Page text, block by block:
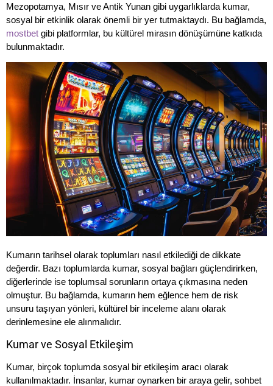
Mezopotamya, Mısır ve Antik Yunan gibi uygarlıklarda kumar,
sosyal bir etkinlik olarak önemli bir yer tutmaktaydı. Bu bağlamda,
mostbet gibi platformlar, bu kültürel mirasın dönüşümüne katkıda
bulunmaktadır.
Kumarın tarihsel olarak toplumları nasıl etkilediği de dikkate
değerdir. Bazı toplumlarda kumar, sosyal bağları güçlendirirken,
diğerlerinde ise toplumsal sorunların ortaya çıkmasına neden
olmuştur. Bu bağlamda, kumarın hem eğlence hem de risk
unsuru taşıyan yönleri, kültürel bir inceleme alanı olarak
derinlemesine ele alınmalıdır.
Kumar ve Sosyal Etkileşim
Kumar, birçok toplumda sosyal bir etkileşim aracı olarak
kullanılmaktadır. İnsanlar, kumar oynarken bir araya gelir, sohbet